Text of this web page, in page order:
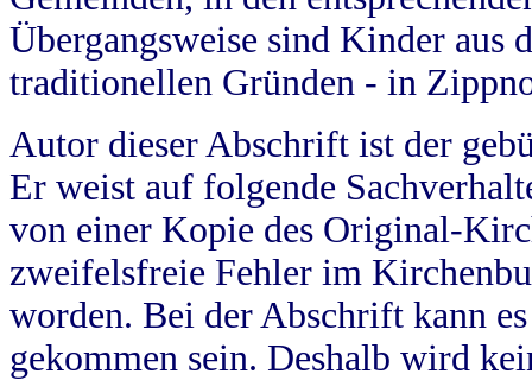
Übergangsweise sind Kinder aus
traditionellen Gründen - in
Autor dieser Abschrift ist der
Er weist auf folgende
von einer Kopie des Original-
zweifelsfreie Fehler im
worden. Bei der Abschrift kann
gekommen sein. Deshalb wird